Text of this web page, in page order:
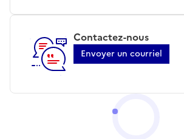
Contactez-nous
Envoyer un courriel